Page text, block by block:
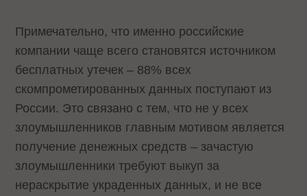
Примечательно, что именно российские
компании чаще всего становятся источником
бесплатных утечек – 88% всех
скомпрометированных данных поступают из
России. Это связано с тем, что не у всех
злоумышленников главным мотивом является
получение денежных средств – зачастую
злоумышленники требуют выкуп за
нераскрытие украденных данных, и не все